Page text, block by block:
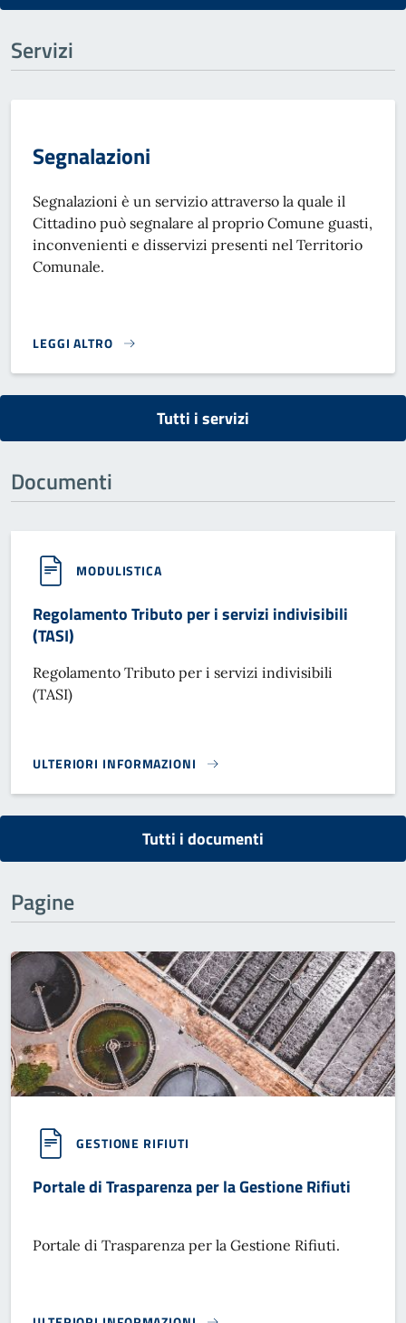
Servizi
Segnalazioni
Segnalazioni è un servizio attraverso la quale il
Cittadino può segnalare al proprio Comune guasti,
inconvenienti e disservizi presenti nel Territorio
Comunale.
LEGGI ALTRO
SEGNALAZIONI}
Tutti i servizi
Documenti
MODULISTICA
Regolamento Tributo per i servizi indivisibili
(TASI)
Regolamento Tributo per i servizi indivisibili
(TASI)
ULTERIORI INFORMAZIONI
REGOLAMENTO TRIBUTO PER I SERVIZI INDIVISIBILI (TASI)}
Tutti i documenti
Pagine
GESTIONE RIFIUTI
Portale di Trasparenza per la Gestione Rifiuti
Portale di Trasparenza per la Gestione Rifiuti.